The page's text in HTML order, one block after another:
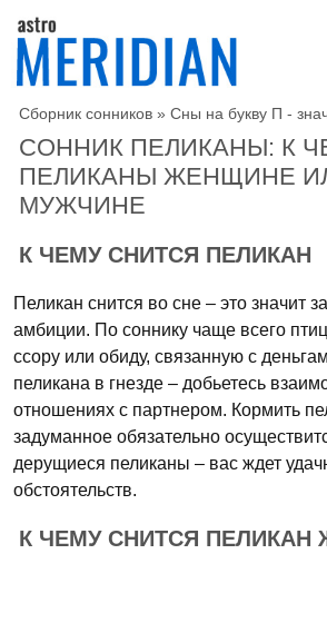
Сборник сонников » Сны на букву П -
СОННИК ПЕЛИКАНЫ: К
ПЕЛИКАНЫ ЖЕНЩИНЕ
МУЖЧИНЕ
К ЧЕМУ СНИТСЯ ПЕЛИКАН
Пеликан снится во сне – это значит
амбиции. По соннику чаще всего
ссору или обиду, связанную с
пеликана в гнезде – добьетесь
отношениях с партнером. Кормить
задуманное обязательно
дерущиеся пеликаны – вас ждет
обстоятельств.
К ЧЕМУ СНИТСЯ